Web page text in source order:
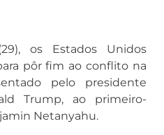
os Estados Unidos
pôr fim ao conflito na
pelo presidente
Trump, ao primeiro-
Netanyahu.